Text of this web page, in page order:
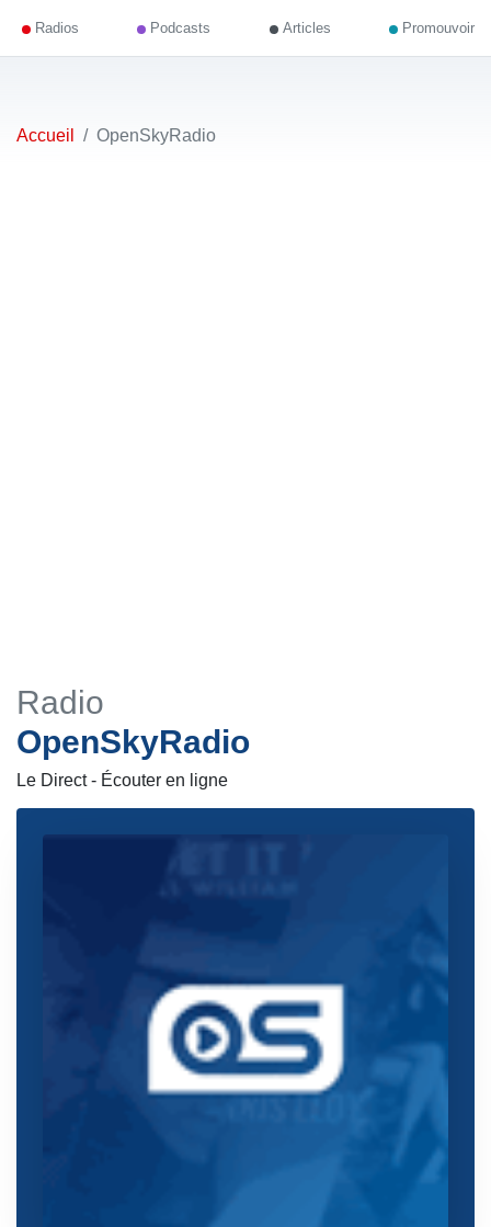
Radios Podcasts Articles Promouvoir
Accueil OpenSkyRadio
Radio
OpenSkyRadio
Le Direct - Écouter en ligne